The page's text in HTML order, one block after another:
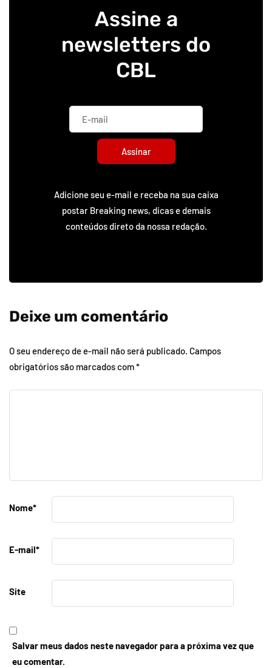
Assine a
newsletters do
CBL
Assinar
Adicione seu e-mail e receba na sua caixa
postar Breaking news, dicas e demais
conteúdos direto da nossa redação.
Deixe um comentário
O seu endereço de e-mail não será publicado. Campos
obrigatórios são marcados com*
Nome*
E-mail*
Site
Salvar meus dados neste navegador para a próxima vez que
eu comentar.